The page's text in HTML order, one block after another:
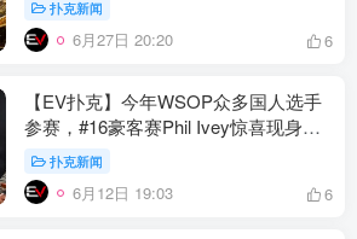
扑克新闻
6月27日 20:20 6
【EV扑克】今年WSOP众多国人选手
参赛，#16豪客赛Phil Ivey惊喜现身！
微型赛强势开跑
扑克新闻
6月12日 19:03 6